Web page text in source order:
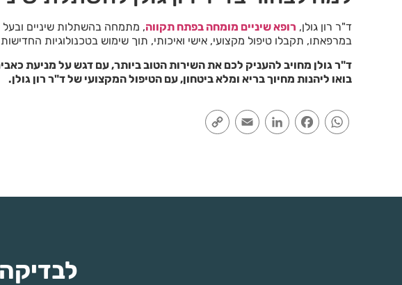
ד"ר רון גולן, רופא שיניים מומחה בפתח תקווה, מתמחה בהשתלות שיניים ובעל
במרפאתו, תקבלו טיפול מקצועי, אישי ואיכותי, תוך שימוש בטכנולוגיות
ד"ר גולן מחויב להעניק לכם את השירות הטוב ביותר, עם דגש על מניעת
בואו ליהנות מחיוך בריא ומלא ביטחון, עם הטיפול המקצועי של ד"ר רון גולן.
WhatsApp
Facebook
LinkedIn
Email